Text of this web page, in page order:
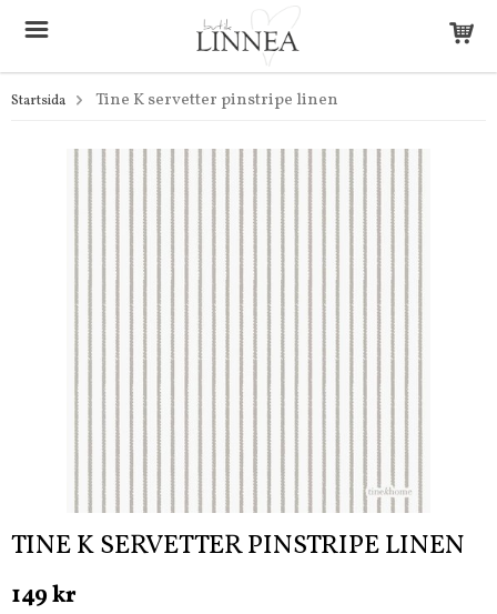
Startsida Tine K servetter pinstripe linen
TINE K SERVETTER PINSTRIPE LINEN
149 kr